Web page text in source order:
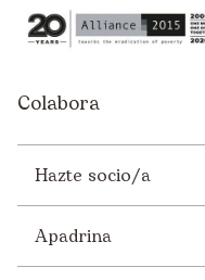
Colabora
Hazte socio/a
Apadrina